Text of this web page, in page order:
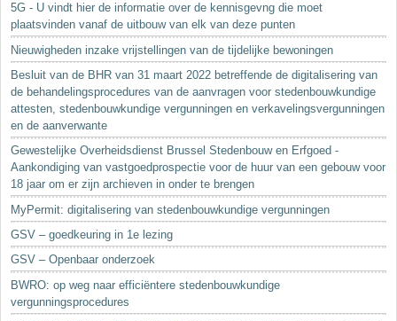
5G - U vindt hier de informatie over de kennisgevng die moet
plaatsvinden vanaf de uitbouw van elk van deze punten
Nieuwigheden inzake vrijstellingen van de tijdelijke bewoningen
Besluit van de BHR van 31 maart 2022 betreffende de digitalisering van
de behandelingsprocedures van de aanvragen voor stedenbouwkundige
attesten, stedenbouwkundige vergunningen en verkavelingsvergunningen
en de aanverwante
Gewestelijke Overheidsdienst Brussel Stedenbouw en Erfgoed -
Aankondiging van vastgoedprospectie voor de huur van een gebouw voor
18 jaar om er zijn archieven in onder te brengen
MyPermit: digitalisering van stedenbouwkundige vergunningen
GSV – goedkeuring in 1e lezing
GSV – Openbaar onderzoek
BWRO: op weg naar efficiëntere stedenbouwkundige
vergunningsprocedures